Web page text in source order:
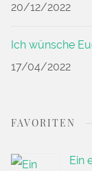
20/12/2022
Ich wünsche
17/04/2022
FAVORITEN
Ein